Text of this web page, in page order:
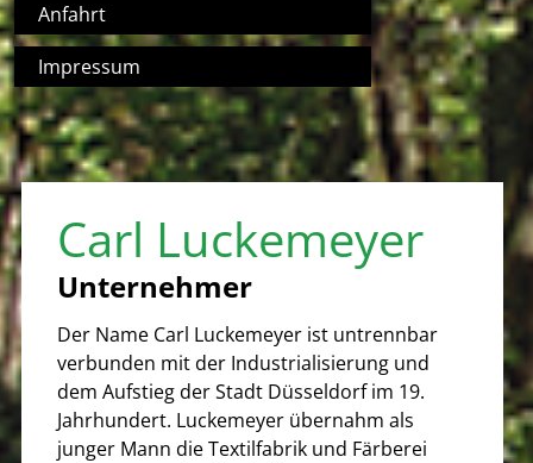
Anfahrt
Impressum
Carl Luckemeyer
Unternehmer
Der Name Carl Luckemeyer ist untrennbar
verbunden mit der Industrialisierung und
dem Aufstieg der Stadt Düsseldorf im 19.
Jahrhundert. Luckemeyer übernahm als
junger Mann die Textilfabrik und Färberei